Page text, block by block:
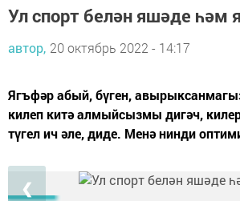
Ул спорт белән яшәде һәм
автор, 20 октябрь 2022 - 14:17
Ягъфәр абый, бүген,
килеп китә алмыйсызмы дигәч,
түгел ич әле, диде. Менә нинди
❮